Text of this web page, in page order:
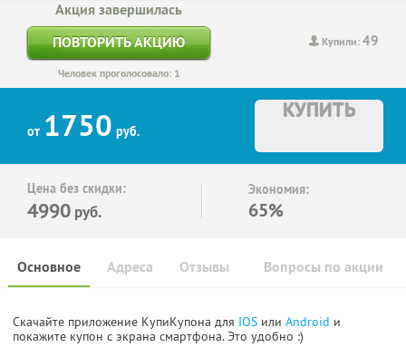
Купили:49
Акция завершилась
ПОВТОРИТЬ АКЦИЮ
Человек проголосовало: 1
от 1750 руб.
КУПИТЬ
Цена без скидки:
4990 руб.
Экономия:
65%
Основное Отзывы Вопросы по акции
Адреса
Скачайте приложение КупиКупона для IOS или Android и
покажите купон с экрана смартфона. Это удобно :)